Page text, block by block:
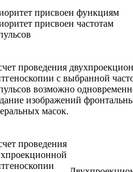
присвоен функциям
присвоен частотам
проведения
с выбранной
возможно
изображений
масок.
проведения